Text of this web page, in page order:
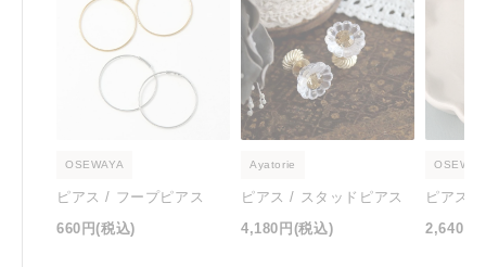
OSEWAYA
ピアス / フープピアス
660円(税込)
Ayatorie
ピアス / スタッドピアス
4,180円 (税込)
ピアス /
2,640円